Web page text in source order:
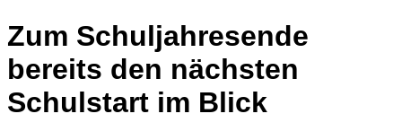
Zum Schuljahresende
bereits den nächsten
Schulstart im Blick